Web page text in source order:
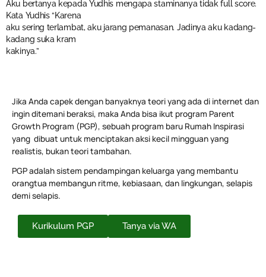
Aku bertanya kepada Yudhis mengapa staminanya tidak full score.
Kata Yudhis “Karena
aku sering terlambat, aku jarang pemanasan. Jadinya aku kadang-
kadang suka kram
kakinya.”
Jika Anda capek dengan banyaknya teori yang ada di internet dan
ingin ditemani beraksi, maka Anda bisa ikut program Parent
Growth Program (PGP), sebuah program baru Rumah Inspirasi
yang dibuat untuk menciptakan aksi kecil mingguan yang
realistis, bukan teori tambahan.
PGP adalah sistem pendampingan keluarga yang membantu
orangtua membangun ritme, kebiasaan, dan lingkungan, selapis
demi selapis.
Kurikulum PGP Tanya via WA